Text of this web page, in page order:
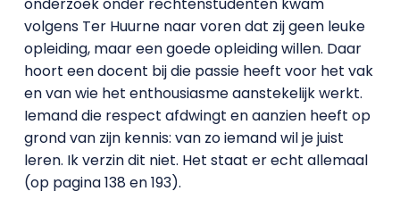
onderzoek onder rechtenstudenten kwam
volgens Ter Huurne naar voren dat zij geen leuke
opleiding, maar een goede opleiding willen. Daar
hoort een docent bij die passie heeft voor het vak
en van wie het enthousiasme aanstekelijk werkt.
Iemand die respect afdwingt en aanzien heeft op
grond van zijn kennis: van zo iemand wil je juist
leren. Ik verzin dit niet. Het staat er echt allemaal
(op pagina 138 en 193).